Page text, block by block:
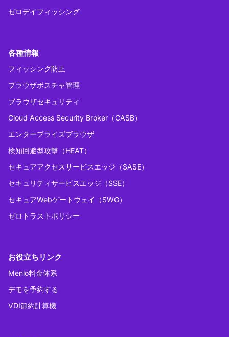
ゼロデイフィッシング
各種情報
フィッシング防止
ブラウザポスチャ管理
ブラウザセキュリティ
Cloud Access Security Broker（CASB）
エンタープライズブラウザ
検知回避型攻撃（HEAT）
セキュアアクセスサービスエッジ（SASE）
セキュリティサービスエッジ（SSE）
セキュアWebゲートウェイ（SWG）
ゼロトラストポリシー
お役立ちリンク
Menlo料金体系
デモを予約する
VDI節約計算機